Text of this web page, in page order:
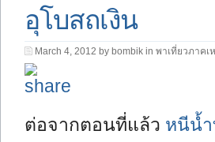
อุโบสถเงิน
March 4, 2012 by bombik in พาเที่ยวภาคเ
ต่อจากตอนที่แล้ว หนีน้ำ